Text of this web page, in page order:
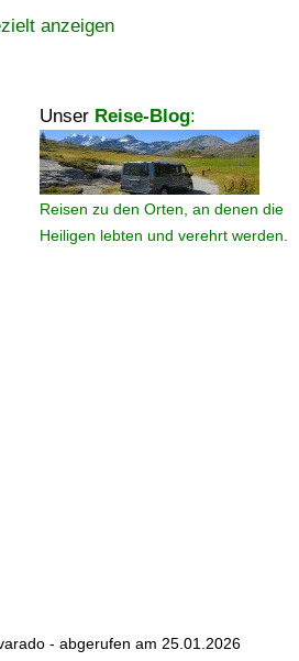
anzeigen
Unser Reise-Blog:
Reisen zu den Orten, an denen die
Heiligen lebten und verehrt werden.
- abgerufen am 25.01.2026